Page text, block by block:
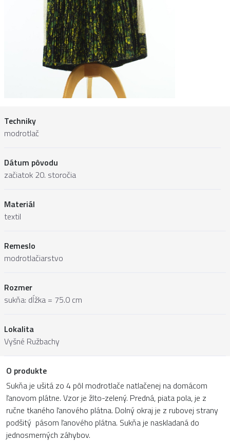
Techniky
modrotlač
Dátum pôvodu
začiatok 20. storočia
Materiál
textil
Remeslo
modrotlačiarstvo
Rozmer
sukňa: dĺžka = 75.0 cm
Lokalita
Vyšné Ružbachy
O produkte
Sukňa je ušitá zo 4 pôl modrotlače natlačenej na domácom
ľanovom plátne. Vzor je žlto-zelený. Predná, piata pola, je z
ručne tkaného ľanového plátna. Dolný okraj je z rubovej strany
podšitý pásom ľanového plátna. Sukňa je naskladaná do
jednosmerných záhybov.